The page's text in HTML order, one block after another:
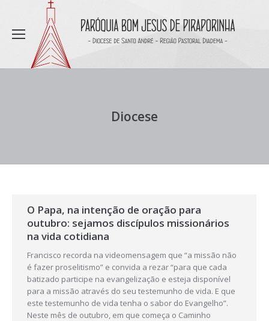
Diocese
O Papa, na intenção de oração para
outubro: sejamos discípulos missionários
na vida cotidiana
Francisco recorda na videomensagem que “a missão não
é fazer proselitismo” e convida a rezar “para que cada
batizado participe na evangelização e esteja disponível
para a missão através do seu testemunho de vida. E que
este testemunho de vida tenha o sabor do Evangelho”.
Neste mês de outubro, em que começa o Caminho